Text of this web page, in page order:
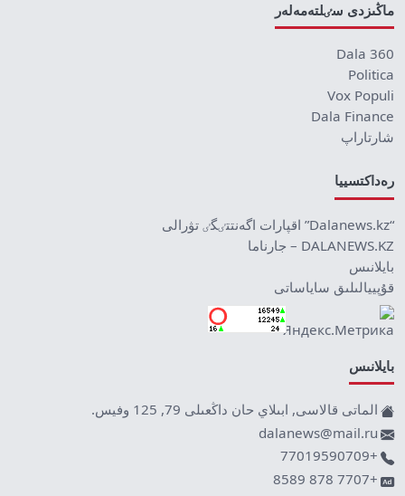
ماڭىزدى سٸلتەمەلەر
Dala 360
Politica
Vox Populi
Dala Finance
شارتاراپ
رەداكتسييا
“Dalanews.kz” اقپارات اگەنتتٸگٸ تۋرالى
DALANEWS.KZ – جارناما
بايلانىس
قۇپييالىلىق ساياساتى
بايلانىس
الماتى قالاسى, ابىلاي حان داڭعىلى 79, 125 وفيس.
dalanews@mail.ru
+77019590709
+7707 878 8589